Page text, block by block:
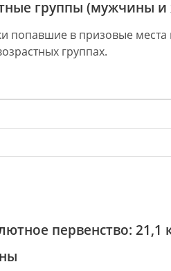
группы (мужчины
попавшие в призовые места
группах.
первенство: 21,1